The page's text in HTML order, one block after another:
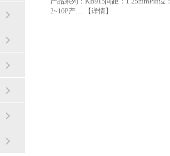
2~10P产…
【详情】